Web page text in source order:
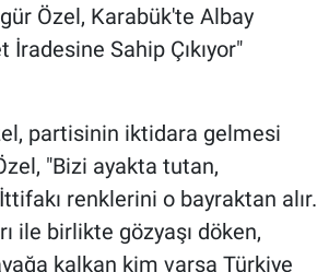
Özel, Karabük'te Albay
Sahip Çıkıyor"
partisinin iktidara gelmesi
"Bizi ayakta tutan,
renklerini o bayraktan alır.
ile birlikte gözyaşı döken,
kalkan kim varsa Türkiye